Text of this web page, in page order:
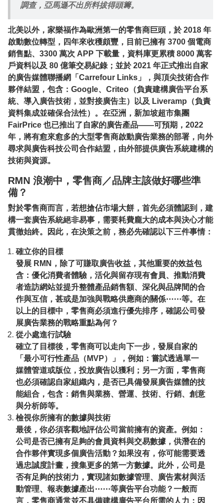
調查，亞馬遜不出所料拔得頭籌。
北美以外，家樂福作為歐洲第一的零售商巨頭，於 2018 年
啟動數位轉型，四年來收穫頗豐，目前已擁有 3700 個電商
銷售點、3300 萬次 APP 下載量，資料庫更累積 8000 萬客
戶資料以及 80 億筆交易紀錄；並於 2021 年正式推出自家
的廣告媒體聯播網「Carrefour Links」，與頂尖技術合作
夥伴結盟，包含：Google、Criteo（負責建構廣告平台系
統、導入廣告技術，並對接廣告主）以及 Liveramp（負責
資料集成並確保合法性）。在亞洲，新加坡超市集團
FairPrice 也已推出了自家的廣告產品——可預期，2022
年，將有愈來愈多的大型零售商啟動廣告業務的部署，向外
尋求與廣告科技公司合作結盟，由外部提供廣告系統建構的
技術與資源。
RMN 浪潮中，零售商／品牌主該做好哪些準
備？
對於零售商而言，若想搶佔市場大餅，首先必須體認到，建
構一套廣告系統絕非易事，需要耗費龐大的成本與決心才能
貫徹始終。因此，在決策之前，務必先確認以下三件事情：
確立你的目標
發展 RMN，除了可賺取廣告收益，其他重要的效益包
含：優化消費者體驗，活化與留存現有會員、推動消費
者造訪網站並提升整體產品銷售額、深化與品牌間的合
作與互信，甚或是加強與戰略供應商的關係⋯⋯等。在
以上的目標中，零售商必須進行優先排序，確認公司發
展廣告業務的戰略重點為何？
從小處進行試驗
確立了目標後，零售商可以走向下一步，發展自家的
「最小可行性產品（MVP）」，例如：嘗試透過單一
媒體管道或版位，投放廣告以獲利；另一方面，零售商
也必須確認自家組織內，是否已具備發展廣告媒體的技
能組合，包含：銷售與業務、營運、技術、行銷、創意
與分析師等。
檢視你所擁有的數據與技術
最後，你必須客觀地評估公司當前擁有的資產。例如：
公司是否已擁有足夠的會員資料與交易數據，供潛在的
合作夥伴實現多個廣告活動？如果沒有，你可能需要透
過忠誠度計畫，搜集更多的第一方數據。此外，公司是
否有足夠的技術力，實現諸如數據管理、廣告素材與活
動管理、報表數據產出⋯⋯等廣告平台功能？一般而
言，零售商通常並不具備建構廣告平台所需的人力；因